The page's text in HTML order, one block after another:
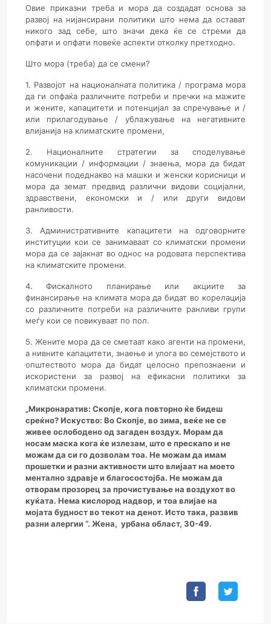
Овие приказни треба и мора да создадат основа за
развој на нијансирани политики што нема да остават
никого зад себе, што значи дека ќе се стреми да
опфати и опфати повеќе аспекти отколку претходно.
Што мора (треба) да се смени?
1. Развојот на националната политика / програма мора
да ги опфаќа различните потреби и пречки на мажите
и жените, капацитети и потенцијал за спречување и /
или прилагодување / ублажување на негативните
влијанија на климатските промени,
2. Националните стратегии за споделување
комуникации / информации / знаења, мора да бидат
насочени подеднакво на машки и женски корисници и
мора да земат предвид различни видови социјални,
здравствени, економски и / или други видови
ранливости.
3. Административните капацитети на одговорните
институции кои се занимаваат со климатски промени
мора да се зајакнат во однос на родовата перспектива
на климатските промени.
4. Фискалното планирање или акциите за
финансирање на климата мора да бидат во корелација
со различните потреби на различните ранливи групи
меѓу кои се повикуваат по пол.
5. Жените мора да се сметаат како агенти на промени,
а нивните капацитети, знаење и улога во семејството и
општеството мора да бидат целосно препознаени и
искористени за развој на ефикасни политики за
климатски промени.
„Микронаратив: Скопје, кога повторно ќе бидеш
среќно? Искуство: Во Скопје, во зима, веќе не се
живее ослободено од загаден воздух. Морам да
носам маска кога ќе излезам, што е прескапо и не
можам да си го дозволам тоа. Не можам да имам
прошетки и разни активности што влијаат на моето
ментално здравје и благосостојба. Не можам да
отворам прозорец за прочистување на воздухот во
куќата. Нема кислород надвор, и тоа влијае на
мојата будност во текот на денот. Исто така, развив
разни алергии “. Жена, урбана област, 30-49.